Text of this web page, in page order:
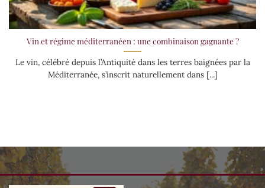
Vin et régime méditerranéen : une combinaison gagnante ?
Le vin, célébré depuis l’Antiquité dans les terres baignées par la
Méditerranée, s’inscrit naturellement dans [...]